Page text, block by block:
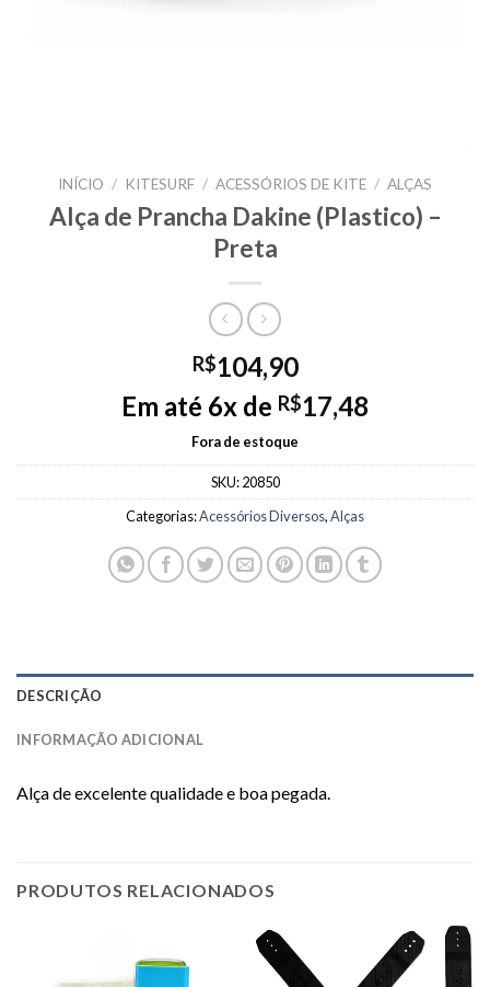
INÍCIO / KITESURF / ACESSÓRIOS DE KITE / ALÇAS
Alça de Prancha Dakine (Plastico) –
Preta
R$104,90
Em até 6x de R$17,48
Fora de estoque
SKU:20850
Categorias:Acessórios Diversos,Alças
DESCRIÇÃO
INFORMAÇÃO ADICIONAL
Alça de excelente qualidade e boa pegada.
PRODUTOS RELACIONADOS